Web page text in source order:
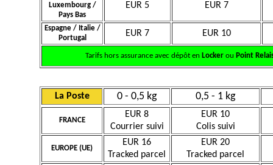
Luxembourg /
Pays Bas
EUR 5 EUR 7
Espagne / Italie /
Portugal
EUR 7 EUR 10
Tarifs hors assurance avec dépôt en Lockerou Point
La Poste 0 - 0,5 kg 0,5 - 1 kg
FRANCE
EUR 8
Courrier suivi
EUR 10
Colis suivi
EUROPE (UE)
EUR 16
Tracked parcel
EUR 20
Tracked parcel